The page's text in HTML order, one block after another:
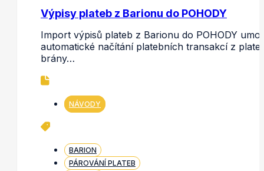
Výpisy plateb z Barionu do POHODY
Import výpisů plateb z Barionu do POHODY
automatické načítání platebních transakcí z
brány…
NÁVODY
BARION
PÁROVÁNÍ PLATEB